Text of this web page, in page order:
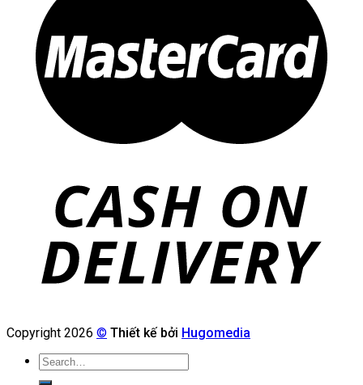
Copyright 2026 © Thiết kế bởi Hugomedia
Search